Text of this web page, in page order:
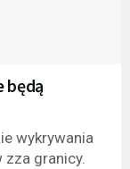
będą
wykrywania
granicy.